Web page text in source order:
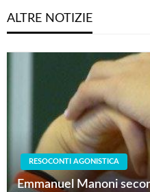
ALTRE NOTIZIE
RESOCONTI AGONISTICA
Emmanuel Manoni